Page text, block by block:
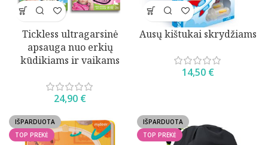
Tickless ultragarsinė
apsauga nuo erkių
kūdikiams ir vaikams
24,90 €
Ausų kištukai skrydžiams
14,50 €
IŠPARDUOTA
TOP PREKĖ
IŠPARDUOTA
TOP PREKĖ